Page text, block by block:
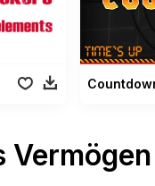
Vermögen